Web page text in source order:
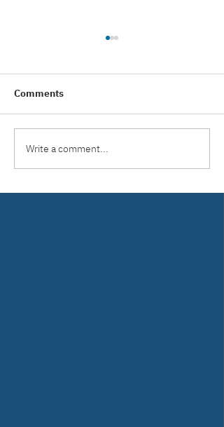
เหล็กสร้างบ้านมีกี่ประเภท?
คู่มือเลือกเหล็กให้บ้านแข็ง
แรงและปลอดภัย
Comments
Write a comment...